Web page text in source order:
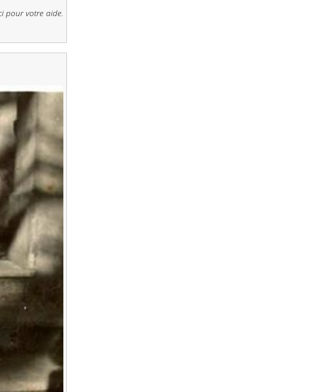
pour votre aide.